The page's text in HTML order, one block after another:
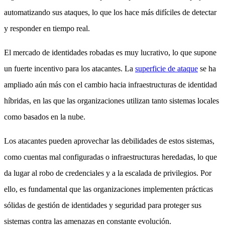
automatizando sus ataques, lo que los hace más difíciles de detectar
y responder en tiempo real.
El mercado de identidades robadas es muy lucrativo, lo que supone
un fuerte incentivo para los atacantes. La superficie de ataque se ha
ampliado aún más con el cambio hacia infraestructuras de identidad
híbridas, en las que las organizaciones utilizan tanto sistemas locales
como basados en la nube.
Los atacantes pueden aprovechar las debilidades de estos sistemas,
como cuentas mal configuradas o infraestructuras heredadas, lo que
da lugar al robo de credenciales y a la escalada de privilegios. Por
ello, es fundamental que las organizaciones implementen prácticas
sólidas de gestión de identidades y seguridad para proteger sus
sistemas contra las amenazas en constante evolución.